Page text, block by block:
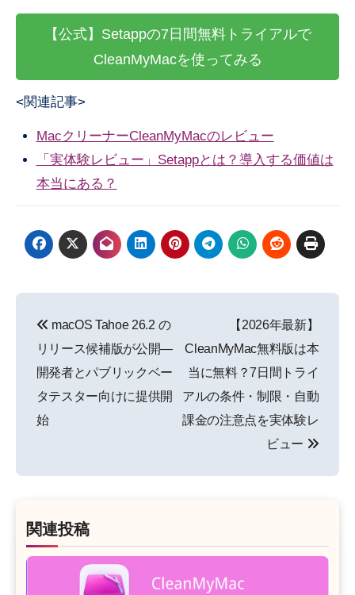
【公式】Setappの7日間無料トライアルで
CleanMyMacを使ってみる
<関連記事>
MacクリーナーCleanMyMacのレビュー
「実体験レビュー」Setappとは？導入する価値は
本当にある？
稿
ナ
ビ
ー
ョ
ン
macOS Tahoe 26.2 の
リリース候補版が公開―
開発者とパブリックベー
タテスター向けに提供開
始
【2026年最新】
CleanMyMac無料版は本
当に無料？7日間トライ
アルの条件・制限・自動
課金の注意点を実体験レ
ビュー
関連投稿